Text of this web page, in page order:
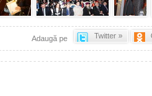
Twitter »
Adaugă pe